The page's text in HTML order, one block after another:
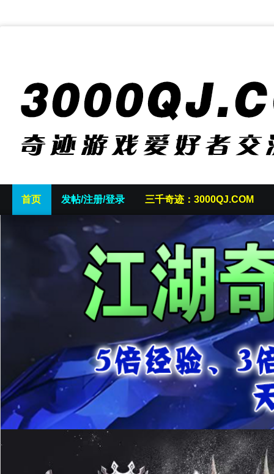
首页 发帖/注册/登录 三千奇迹：3000QJ.COM